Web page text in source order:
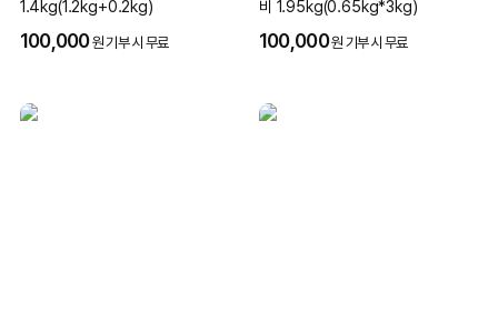
1.4kg(1.2kg+0.2kg)
100,000원 기부 시 무료
비 1.95kg(0.65kg*3kg)
100,000원 기부 시 무료